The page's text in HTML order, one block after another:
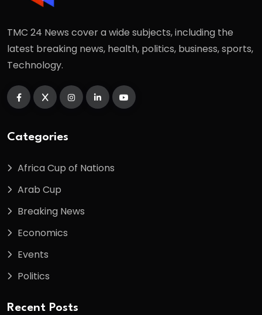
TMC 24 News cover a wide subjects, including the
latest breaking news, health, politics, business, sports,
Technology.
Categories
Africa Cup of Nations
Arab Cup
Breaking News
Economics
Events
Politics
Recent Posts